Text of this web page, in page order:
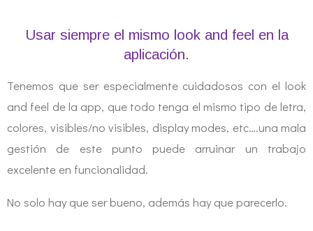
Usar siempre el mismo look and feel en la
aplicación.
Tenemos que ser especialmente cuidadosos con el look
and feel de la app, que todo tenga el mismo tipo de letra,
colores, visibles/no visibles, display modes, etc….una mala
gestión de este punto puede arruinar un trabajo
excelente en funcionalidad.
No solo hay que ser bueno, además hay que parecerlo.